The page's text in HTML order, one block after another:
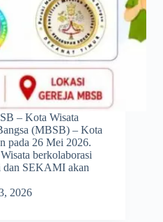
– Kota Wisata
(MBSB) – Kota
pada 26 Mei 2026.
berkolaborasi
dan SEKAMI akan
2026